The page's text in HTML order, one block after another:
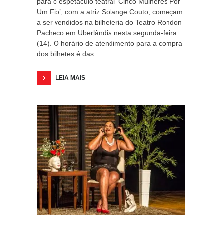
Um Fio’, com a atriz Solange Couto, começam
a ser vendidos na bilheteria do Teatro Rondon
Pacheco em Uberlândia nesta segunda-feira
(14). O horário de atendimento para a compra
dos bilhetes é das
LEIA MAIS